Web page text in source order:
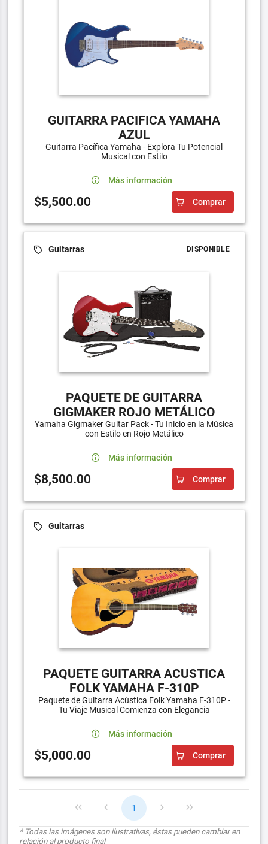
GUITARRA PACIFICA YAMAHA
AZUL
Guitarra Pacífica Yamaha - Explora Tu Potencial
Musical con Estilo
Más información
$5,500.00 Comprar
Guitarras DISPONIBLE
PAQUETE DE GUITARRA
GIGMAKER ROJO METÁLICO
Yamaha Gigmaker Guitar Pack - Tu Inicio en la Música
con Estilo en Rojo Metálico
Más información
$8,500.00 Comprar
Guitarras
PAQUETE GUITARRA ACUSTICA
FOLK YAMAHA F-310P
Paquete de Guitarra Acústica Folk Yamaha F-310P -
Tu Viaje Musical Comienza con Elegancia
Más información
$5,000.00 Comprar
1
* Todas las imágenes son ilustrativas, éstas pueden cambiar en
relación al producto final